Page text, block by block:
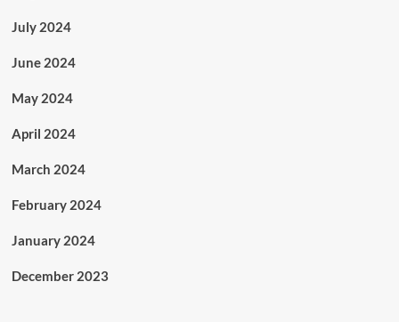
July 2024
June 2024
May 2024
April 2024
March 2024
February 2024
January 2024
December 2023